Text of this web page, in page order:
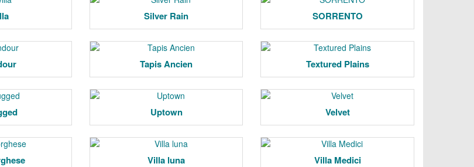
Silver Rain SORRENTO
Tapis Ancien Textured Plains
Uptown Velvet
Villa luna Villa Medici